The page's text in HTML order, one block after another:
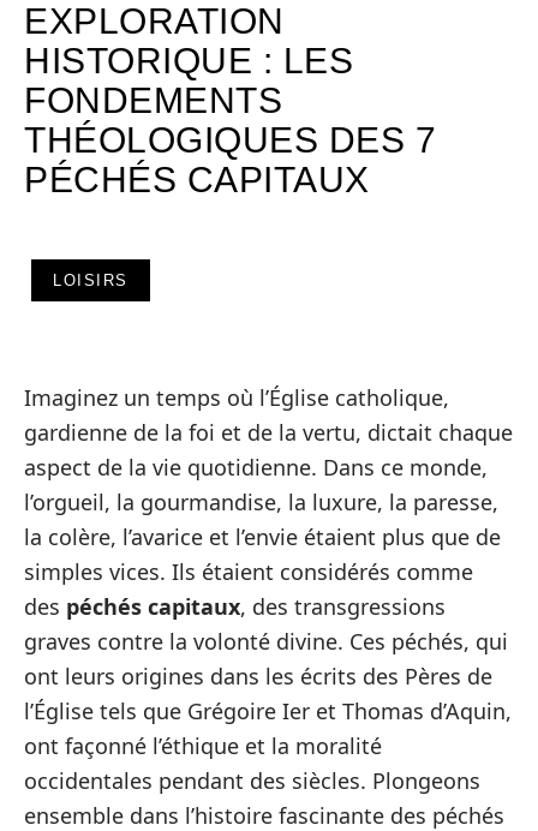
EXPLORATION
HISTORIQUE : LES
FONDEMENTS
THÉOLOGIQUES DES 7
PÉCHÉS CAPITAUX
LOISIRS
Imaginez un temps où l’Église catholique,
gardienne de la foi et de la vertu, dictait chaque
aspect de la vie quotidienne. Dans ce monde,
l’orgueil, la gourmandise, la luxure, la paresse,
la colère, l’avarice et l’envie étaient plus que de
simples vices. Ils étaient considérés comme
des péchés capitaux, des transgressions
graves contre la volonté divine. Ces péchés, qui
ont leurs origines dans les écrits des Pères de
l’Église tels que Grégoire Ier et Thomas d’Aquin,
ont façonné l’éthique et la moralité
occidentales pendant des siècles. Plongeons
ensemble dans l’histoire fascinante des péchés